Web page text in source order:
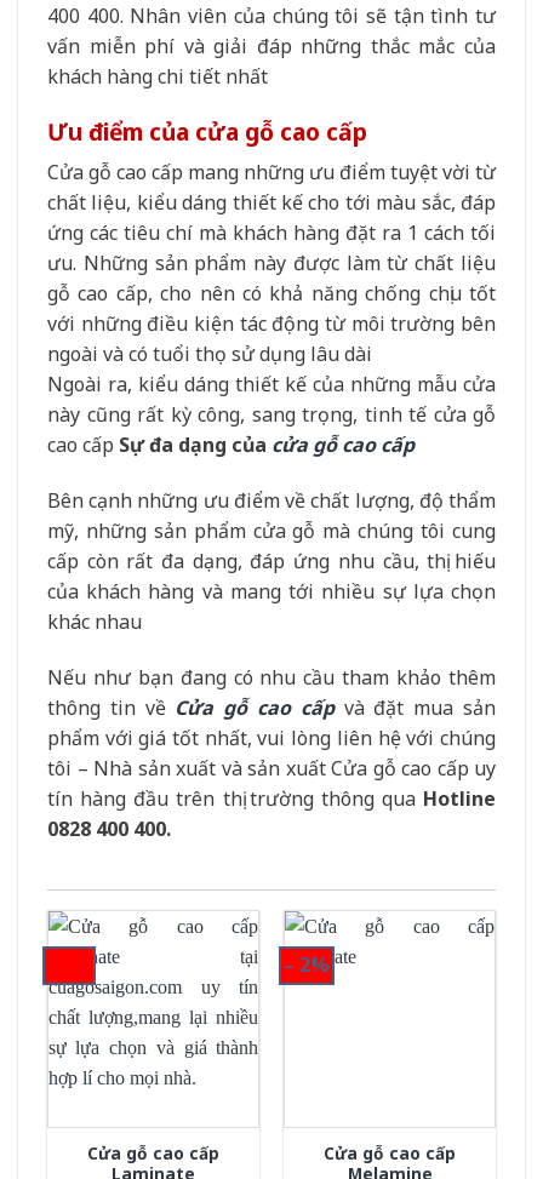
400 400. Nhân viên của chúng tôi sẽ tận tình tư
vấn miễn phí và giải đáp những thắc mắc của
khách hàng chi tiết nhất
Ưu điểm của cửa gỗ cao cấp
Cửa gỗ cao cấp mang những ưu điểm tuyệt vời từ
chất liệu, kiểu dáng thiết kế cho tới màu sắc, đáp
ứng các tiêu chí mà khách hàng đặt ra 1 cách tối
ưu. Những sản phẩm này được làm từ chất liệu
gỗ cao cấp, cho nên có khả năng chống chịu tốt
với những điều kiện tác động từ môi trường bên
ngoài và có tuổi thọ sử dụng lâu dài
Ngoài ra, kiểu dáng thiết kế của những mẫu cửa
này cũng rất kỳ công, sang trọng, tinh tế cửa gỗ
cao cấp Sự đa dạng của cửa gỗ cao cấp
Bên cạnh những ưu điểm về chất lượng, độ thẩm
mỹ, những sản phẩm cửa gỗ mà chúng tôi cung
cấp còn rất đa dạng, đáp ứng nhu cầu, thị hiếu
của khách hàng và mang tới nhiều sự lựa chọn
khác nhau
Nếu như bạn đang có nhu cầu tham khảo thêm
thông tin về Cửa gỗ cao cấpvà đặt mua sản
phẩm với giá tốt nhất, vui lòng liên hệ với chúng
tôi – Nhà sản xuất và sản xuất Cửa gỗ cao cấp uy
tín hàng đầu trên thị trường thông qua Hotline
0828 400 400.
Cửa gỗ cao cấp
Laminate
– 2%
Cửa gỗ cao cấp
Melamine